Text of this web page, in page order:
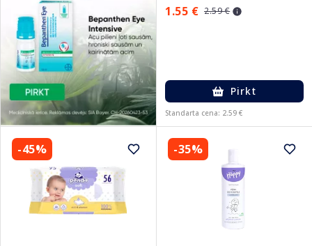
1.55 € 2.59 €
Pirkt
Standarta cena: 2.59 €
-45% -35%